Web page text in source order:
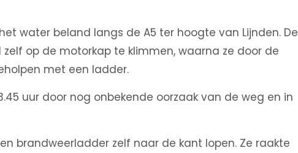
water beland langs de A5 ter hoogte van Lijnden. De
op de motorkap te klimmen, waarna ze door de
met een ladder.
uur door nog onbekende oorzaak van de weg en in
brandweerladder zelf naar de kant lopen. Ze raakte